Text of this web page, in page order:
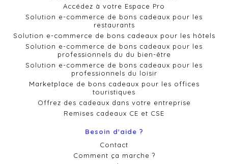
Accédez à votre Espace Pro
Solution e-commerce de bons cadeaux pour les
restaurants
Solution e-commerce de bons cadeaux pour les hôtels
Solution e-commerce de bons cadeaux pour les
professionnels du du bien-être
Solution e-commerce de bons cadeaux pour les
professionnels du loisir
Marketplace de bons cadeaux pour les offices
touristiques
Offrez des cadeaux dans votre entreprise
Remises cadeaux CE et CSE
Besoin d'aide ?
Contact
Comment ça marche ?